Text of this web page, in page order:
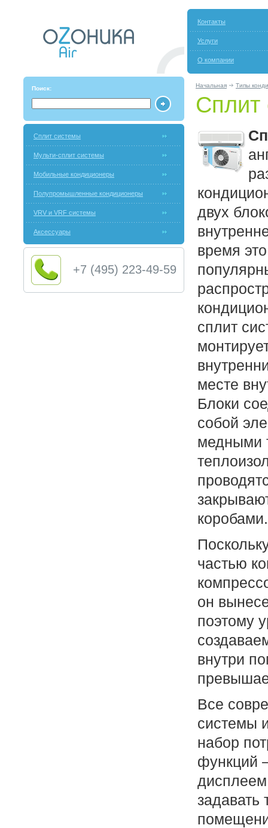
Контакты
Услуги
О компании
Поиск: Начальная Типы
Сплит
Сплит системы
Мульти-сплит системы
Мобильные кондиционеры
Полупромышленные кондиционеры
VRV и VRF системы
Аксессуары
+7 (495) 223-49-59
двух
время
сплит
месте
Блоки
собой
медными
коробами.
частью
он
поэтому
внутри
Все
системы
набор
функций
задавать